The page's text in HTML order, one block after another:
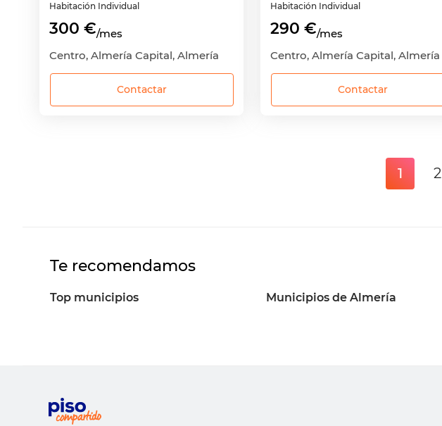
Habitación Individual
300 €/mes
Centro, Almería Capital, Almería
Contactar
Habitación Individual
290 €/mes
Centro, Almería Capital, Almería
Contactar
1 2
Te recomendamos
Top municipios Municipios de Almería